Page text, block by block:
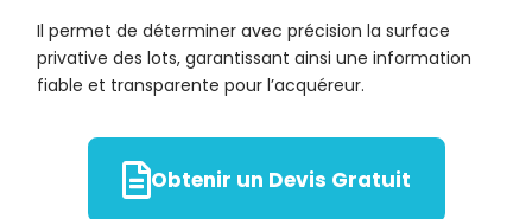
Il permet de déterminer avec précision la surface
privative des lots, garantissant ainsi une information
fiable et transparente pour l’acquéreur.
Obtenir un Devis Gratuit